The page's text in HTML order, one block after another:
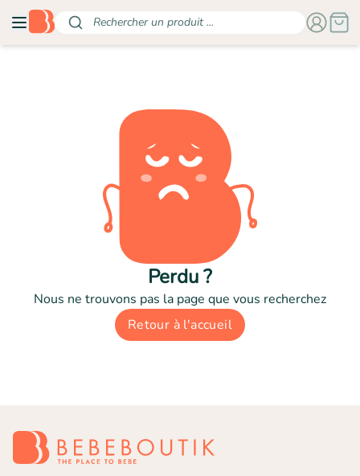
Rechercher un produit ...
Perdu ?
Nous ne trouvons pas la page que vous recherchez
Retour à l'accueil